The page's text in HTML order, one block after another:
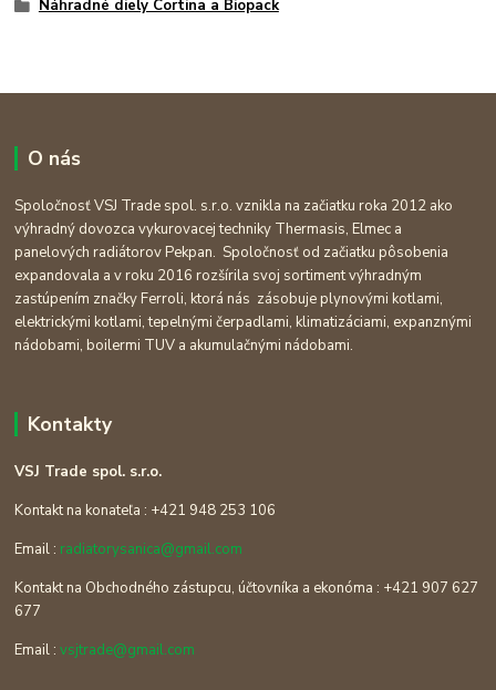
Náhradné diely Cortina a Biopack
O nás
Spoločnosť VSJ Trade spol. s.r.o. vznikla na začiatku roka 2012 ako
výhradný dovozca vykurovacej techniky Thermasis, Elmec a
panelových radiátorov Pekpan. Spoločnosť od začiatku pôsobenia
expandovala a v roku 2016 rozšírila svoj sortiment výhradným
zastúpením značky Ferroli, ktorá nás zásobuje plynovými kotlami,
elektrickými kotlami, tepelnými čerpadlami, klimatizáciami, expanznými
nádobami, boilermi TUV a akumulačnými nádobami.
Kontakty
VSJ Trade spol. s.r.o.
Kontakt na konateľa : +421 948 253 106
Email : radiatorysanica@gmail.com
Kontakt na Obchodného zástupcu, účtovníka a ekonóma : +421 907 627
677
Email :vsjtrade@gmail.com